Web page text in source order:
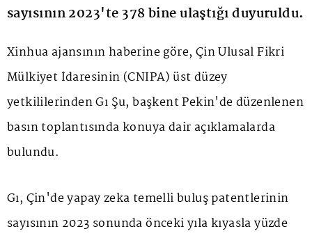
sayısının 2023'te 378 bine ulaştığı duyuruldu.
Xinhua ajansının haberine göre, Çin Ulusal Fikri
Mülkiyet İdaresinin (CNIPA) üst düzey
yetkililerinden Gı Şu, başkent Pekin'de düzenlenen
basın toplantısında konuya dair açıklamalarda
bulundu.
Gı, Çin'deyapay zeka temelli buluş patentlerinin
sayısının 2023 sonunda önceki yıla kıyasla yüzde